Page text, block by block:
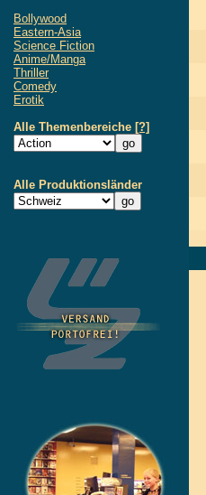
Bollywood
Eastern-Asia
Science Fiction
Anime/Manga
Thriller
Comedy
Erotik
Alle Themenbereiche [?]
Alle Produktionsländer